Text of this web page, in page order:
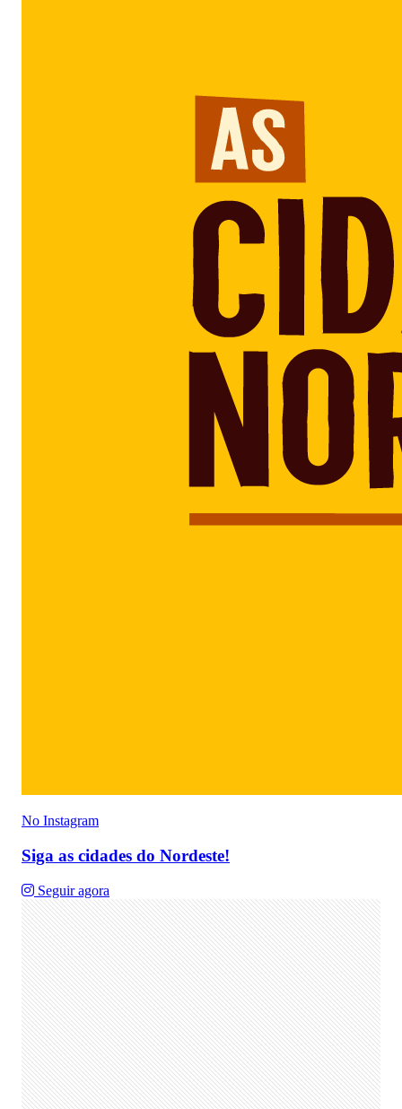
No Instagram
Siga as cidades do Nordeste!
Seguir agora